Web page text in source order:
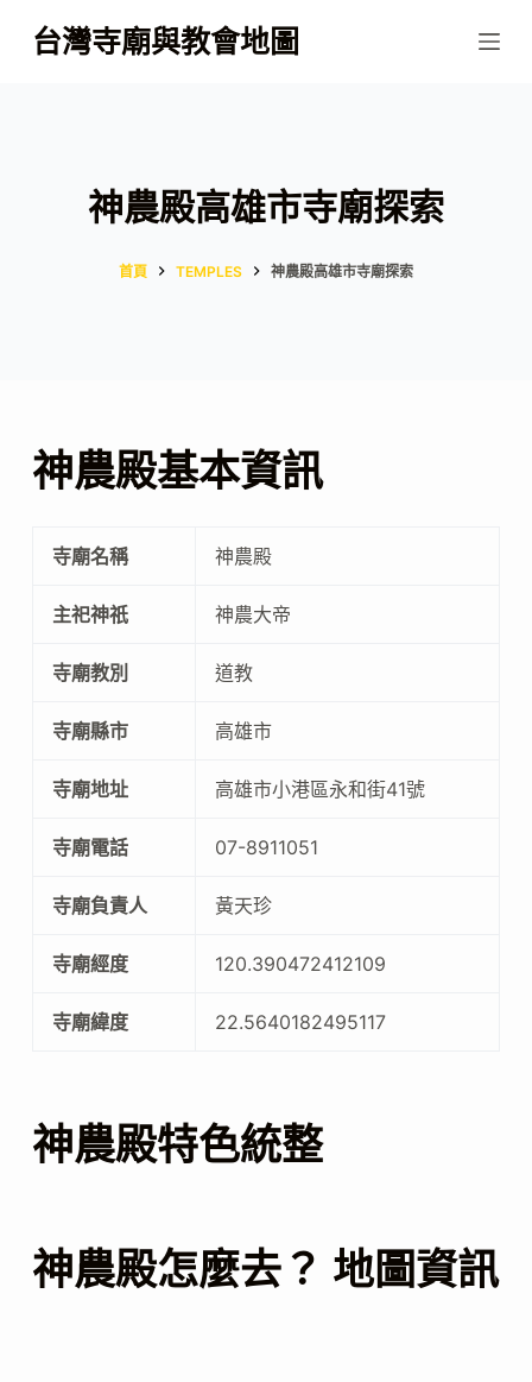
跳
至
台灣寺廟與教會地圖
神農殿高雄市寺廟探索
首頁 TEMPLES 神農殿高雄市寺廟探索
神農殿基本資訊
寺廟名稱 神農殿
主祀神祇 神農大帝
寺廟教別 道教
寺廟縣市 高雄市
寺廟地址 高雄市小港區永和街41號
寺廟電話 07-8911051
寺廟負責人 黃天珍
寺廟經度 120.390472412109
寺廟緯度 22.5640182495117
神農殿特色統整
神農殿怎麼去？ 地圖資訊